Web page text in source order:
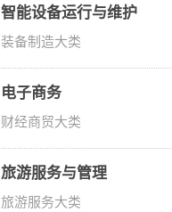
智能设备运行与维护
装备制造大类
电子商务
财经商贸大类
旅游服务与管理
旅游服务大类